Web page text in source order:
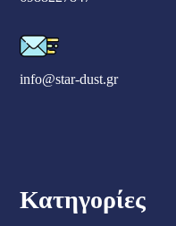
info@star-dust.gr
Κατηγορίες